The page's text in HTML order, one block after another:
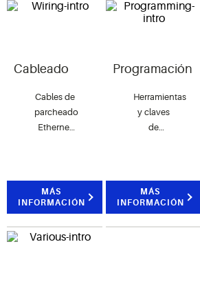
Cableado
Cables de
parcheado
Ethernet
y
programables.
MÁS
INFORMACIÓN
Programación
Herramientas
y claves
de
MÁS
INFORMACIÓN